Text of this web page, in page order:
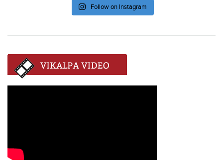
Follow on Instagram